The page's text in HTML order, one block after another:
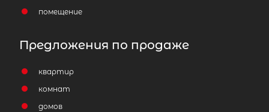
помещение
Предложения по продаже
квартир
комнат
домов